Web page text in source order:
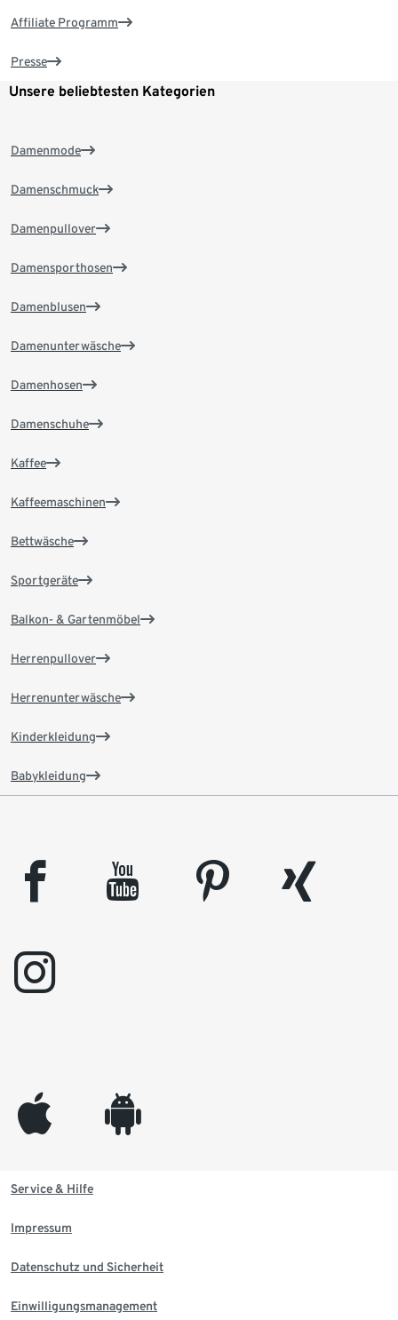
Affiliate Programm
Presse
Unsere beliebtesten Kategorien
Damenmode
Damenschmuck
Damenpullover
Damensporthosen
Damenblusen
Damenunterwäsche
Damenhosen
Damenschuhe
Kaffee
Kaffeemaschinen
Bettwäsche
Sportgeräte
Balkon- & Gartenmöbel
Herrenpullover
Herrenunterwäsche
Kinderkleidung
Babykleidung
facebook youtube pinterest
xing
instagram
appleinc android
Service & Hilfe
Impressum
Datenschutz und Sicherheit
Einwilligungsmanagement